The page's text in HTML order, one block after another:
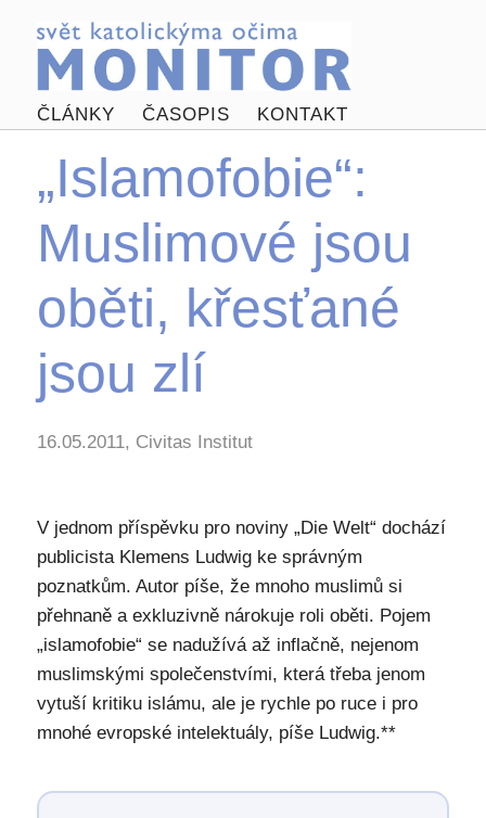
ČLÁNKY ČASOPIS KONTAKT
„Islamofobie“:
Muslimové jsou
oběti, křesťané
jsou zlí
16.05.2011, Civitas Institut
V jednom příspěvku pro noviny „Die Welt“ dochází
publicista Klemens Ludwig ke správným
poznatkům. Autor píše, že mnoho muslimů si
přehnaně a exkluzivně nárokuje roli oběti. Pojem
„islamofobie“ se nadužívá až inflačně, nejenom
muslimskými společenstvími, která třeba jenom
vytuší kritiku islámu, ale je rychle po ruce i pro
mnohé evropské intelektuály, píše Ludwig.**